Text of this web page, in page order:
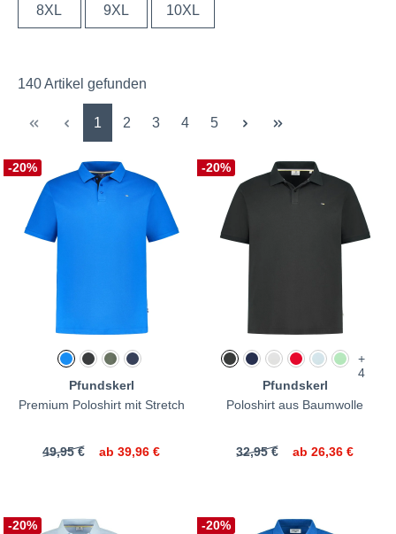
8XL 9XL 10XL
140 Artikel gefunden
Seite
1 Seite
2 Seite
3 Seite
4 Seite
5
-20%
Pfundskerl
Premium Poloshirt mit Stretch
49,95 € ab 39,96 €
-20%
+
4
Pfundskerl
Poloshirt aus Baumwolle
32,95 € ab 26,36 €
-20% -20%